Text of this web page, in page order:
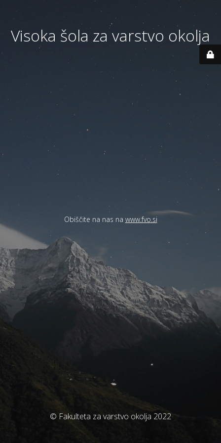
Visoka šola za varstvo okolja
Obiščite na nas na www.fvo.si
© Fakulteta za varstvo okolja 2022